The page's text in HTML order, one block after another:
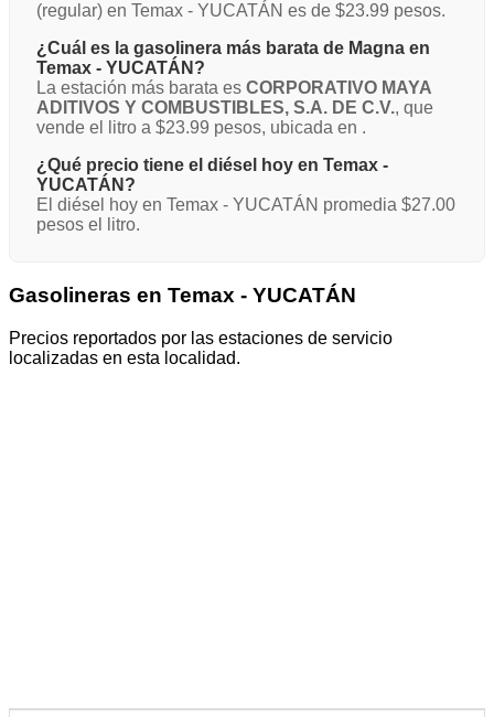
(regular) en Temax - YUCATÁN es de $23.99 pesos.
¿Cuál es la gasolinera más barata de Magna en
Temax - YUCATÁN?
La estación más barata es CORPORATIVO MAYA
ADITIVOS Y COMBUSTIBLES, S.A. DE C.V., que
vende el litro a $23.99 pesos, ubicada en .
¿Qué precio tiene el diésel hoy en Temax -
YUCATÁN?
El diésel hoy en Temax - YUCATÁN promedia $27.00
pesos el litro.
Gasolineras en Temax - YUCATÁN
Precios reportados por las estaciones de servicio
localizadas en esta localidad.